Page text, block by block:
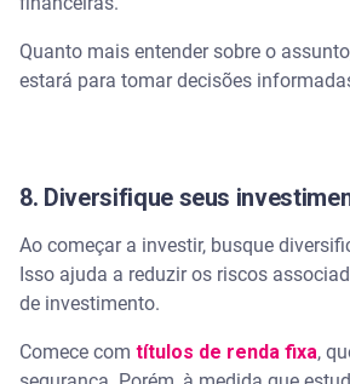
Quanto mais entender sobre o
estará para tomar decisões
8. Diversifique seus
Ao começar a investir, busque
Isso ajuda a reduzir os riscos
de investimento.
Comece com títulos de renda fixa,